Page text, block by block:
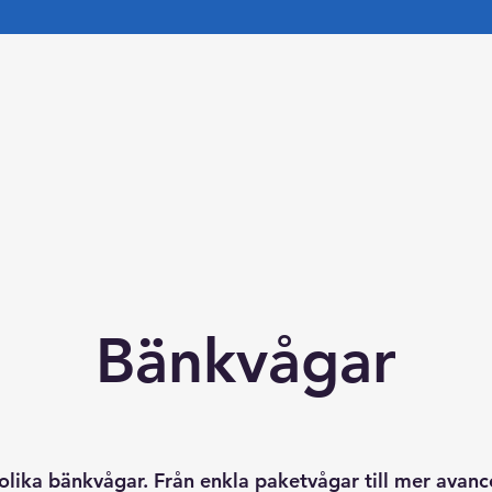
Bänkvågar
bänkvågar. Från enkla paketvågar till mer